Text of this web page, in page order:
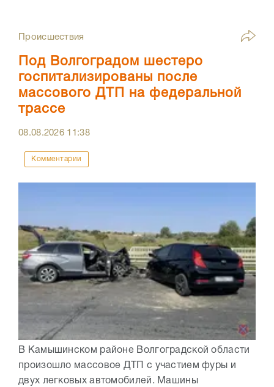
Происшествия
Под Волгоградом шестеро
госпитализированы после
массового ДТП на федеральной
трассе
08.08.2026 11:38
Комментарии
В Камышинском районе Волгоградской области
произошло массовое ДТП с участием фуры и
двух легковых автомобилей. Машины